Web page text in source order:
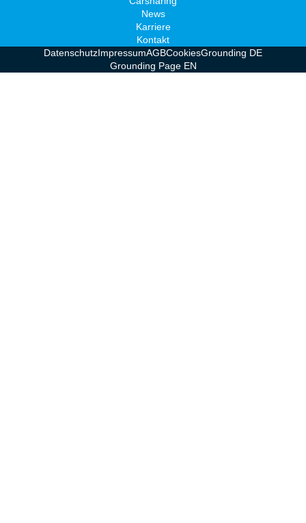
News
Karriere
Kontakt
DatenschutzImpressumAGBCookiesGrounding DE
Grounding Page EN